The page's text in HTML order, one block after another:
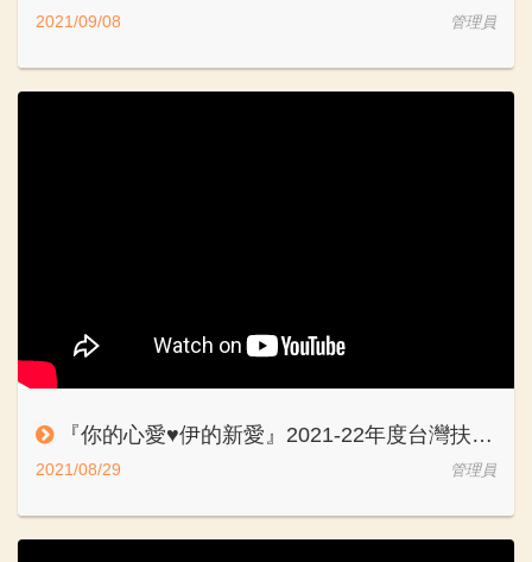
2021/09/08 管理員
『你的心愛♥️伊的新愛』2021-22年度台灣扶輪公益網 '愛在一起" 宣導短片（跨地區版）
2021/08/29 管理員